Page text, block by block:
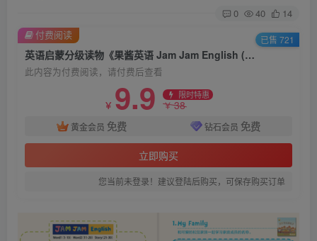
0 40 14
英语启蒙分级读物《果酱英语 Jam Jam English (绘本音视频+点读包+配套资料) 》
此内容为付费阅读，请付费后查看
￥ 9.9 限时特惠
￥38
黄金会员 免费 钻石会员 免费
立即购买
您当前未登录！建议登陆后购买，可保存购买订单
付费阅读 已售 721